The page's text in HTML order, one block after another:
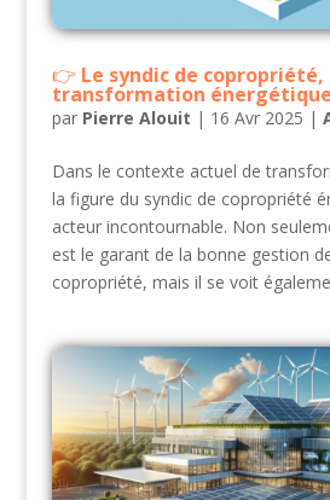
Le syndic de
transformation énergétique
par Pierre Alouit | 16 Avr 2025 |
Dans le contexte actuel de
la figure du syndic de copropriété
acteur incontournable. Non
est le garant de la bonne gestion
copropriété, mais il se voit